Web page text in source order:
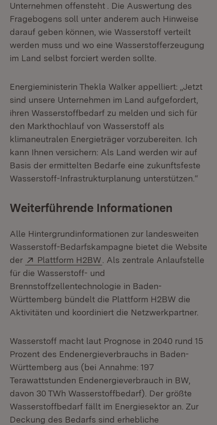
Unternehmen offensteht . Die Auswertung des
Fragebogens soll unter anderem auch Hinweise
darauf geben können, wie Wasserstoff verteilt
werden muss und wo eine Wasserstofferzeugung
im Land selbst forciert werden sollte.
Energieministerin Thekla Walker appelliert: „Jetzt
sind unsere Unternehmen im Land aufgefordert,
ihren Wasserstoffbedarf zu melden und sich für
den Markt­hochlauf von Wasserstoff als
klimaneutralen Energieträger vorzubereiten. Ich
kann Ihnen versichern: Als Land werden wir auf
Basis der ermittelten Bedarfe eine zukunftsfeste
Wasserstoff-Infrastrukturplanung unterstützen.“
Weiterführende Informationen
Alle Hintergrundinformationen zur landesweiten
Wasserstoff-Bedarfskampagne bietet die Website
der
Extern:
Plattform H2BW (Öffnet in neuem Fenster)
. Als zentrale Anlaufstelle
für die Wasserstoff- und
Brennstoffzellentechnologie in Baden-
Württemberg bündelt die Plattform H2BW die
Aktivitäten und koordiniert die Netzwerkpartner.
Wasserstoff macht laut Prognose in 2040 rund 15
Prozent des Endenergiever­brauchs in Baden-
Württemberg aus (bei Annahme: 197
Terawattstunden End­energieverbrauch in BW,
davon 30 TWh Wasserstoffbedarf). Der größte
Wasserstoffbedarf fällt im Energiesektor an. Zur
Deckung des Bedarfs sind erhebliche